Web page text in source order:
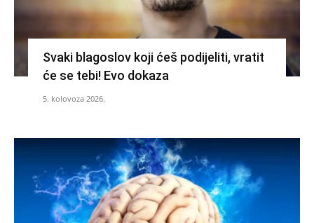
Svaki blagoslov koji ćeš podijeliti, vratit
će se tebi! Evo dokaza
5. kolovoza 2026.